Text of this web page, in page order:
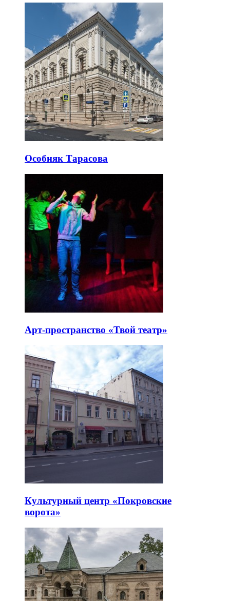
Особняк Тарасова
Арт-пространство «Твой театр»
Культурный центр «Покровские
ворота»